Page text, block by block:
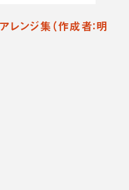
ンジ集（作成者：明